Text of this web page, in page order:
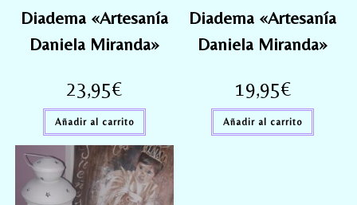
Diadema «Artesanía
Daniela Miranda»
23,95€
Añadir al carrito
Diadema «Artesanía
Daniela Miranda»
19,95€
Añadir al carrito